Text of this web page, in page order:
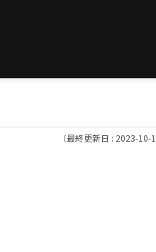
（最終更新日 : 2023-10-